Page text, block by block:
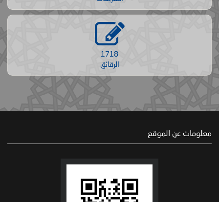
1718
الرقائق
معلومات عن الموقع